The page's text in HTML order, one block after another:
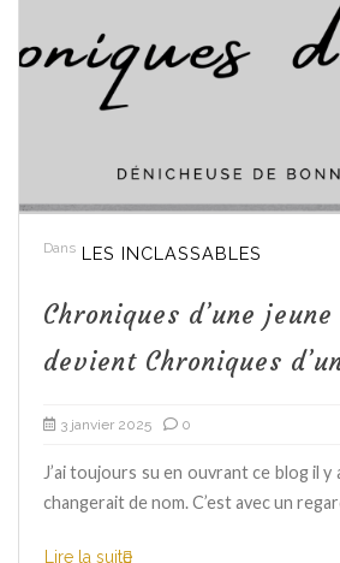
Dans LES INCLASSABLES
Chroniques d’une
devient Chroniques
3 janvier 2025 0
J’ai toujours su en ouvrant ce blog il y
changerait de nom. C’est avec un
Lire la suite